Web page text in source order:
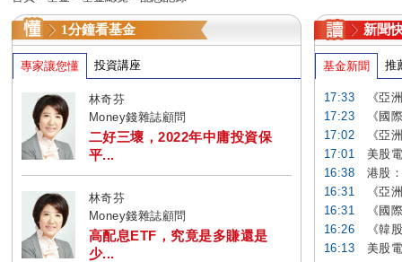
1分鐘看基金
專家讓您懂 投資講座
林奇芬
Money錢雜誌顧問
二好三壞，2022年中庸投資保
平...
林奇芬
Money錢雜誌顧問
高配息ETF，究竟是多賺還是
少...
新聞
基金新聞 推
17:33
《亞
17:23
《國
17:02
《亞
17:01
美股
16:38
港股
16:31
《亞
16:31
《國
16:26
《韓
16:13
美股